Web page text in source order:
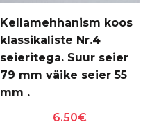
Kellamehhanism koos
klassikaliste Nr.4
seieritega. Suur seier
79 mm väike seier 55
mm .
6.50€